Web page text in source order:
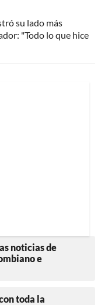
su lado más
"Todo lo que hice
noticias de
e
toda la